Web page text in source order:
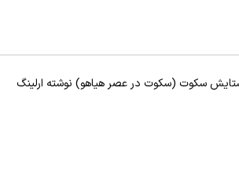
سکوت (سکوت در عصر هیاهو) نوشته ارلینگ